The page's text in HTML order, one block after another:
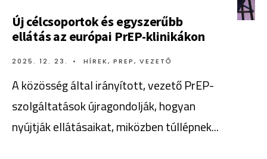
Új célcsoportok és egyszerűbb
ellátás az európai PrEP-klinikákon
2025. 12. 23. • HÍREK, PREP, VEZETŐ
A közösség által irányított, vezető PrEP-
szolgáltatások újragondolják, hogyan
nyújtják ellátásaikat, miközben túllépnek...